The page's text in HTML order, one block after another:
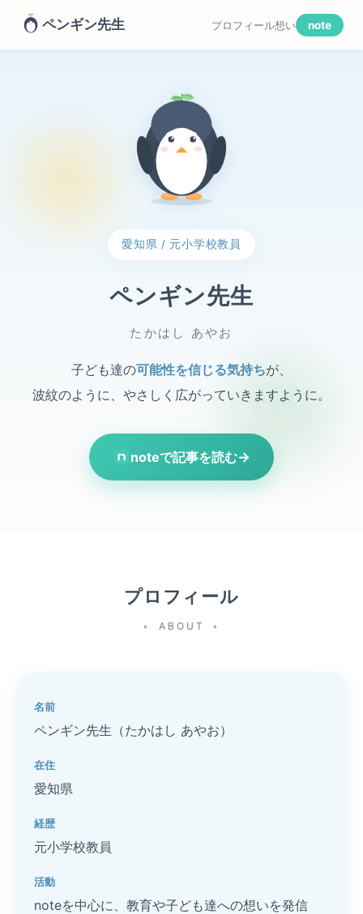
ペンギン先生 プロフィール想い note
愛知県 / 元小学校教員
ペンギン先生
たかはし あやお
子ども達の可能性を信じる気持ちが、
波紋のように、やさしく広がっていきますように。
noteで記事を読む→
プロフィール
ABOUT
名前
ペンギン先生（たかはし あやお）
在住
愛知県
経歴
元小学校教員
活動
noteを中心に、教育や子ども達への想いを発信